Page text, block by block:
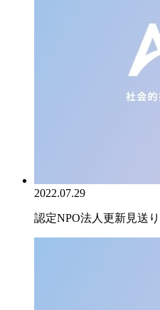
2022.07.29
認定NPO法人更新見送